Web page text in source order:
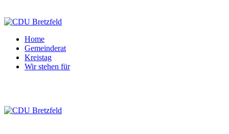
Home
Gemeinderat
Kreistag
Wir stehen für